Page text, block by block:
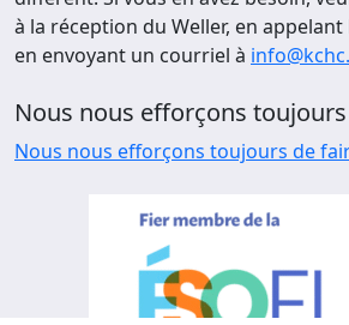
à la réception du Weller, en appelant
en envoyant un courriel à
Nous nous efforçons
Nous nous efforçons toujours de